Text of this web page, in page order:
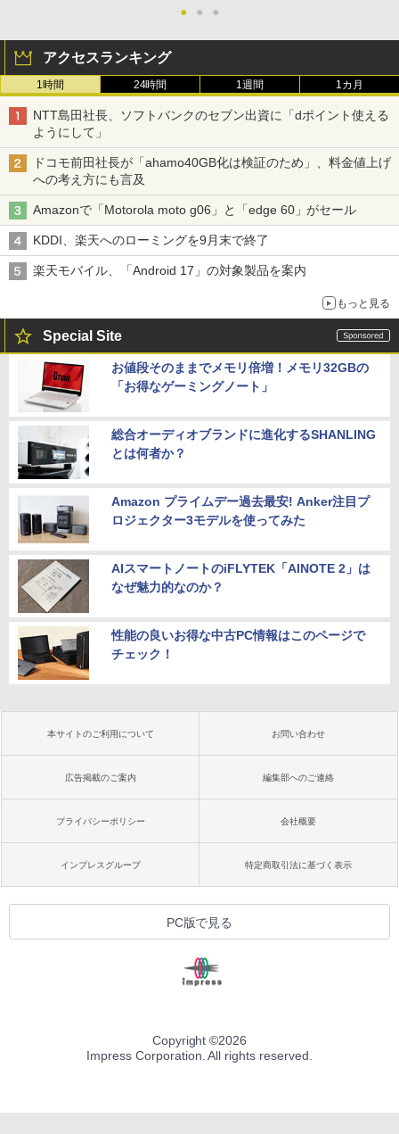
● ● ●
アクセスランキング
1時間 24時間 1週間 1カ月
NTT島田社長、ソフトバンクのセブン出資に「dポイント使える
ようにして」
ドコモ前田社長が「ahamo40GB化は検証のため」、料金値上げ
への考え方にも言及
Amazonで「Motorola moto g06」と「edge 60」がセール
KDDI、楽天へのローミングを9月末で終了
楽天モバイル、「Android 17」の対象製品を案内
もっと見る
Special Site
お値段そのままでメモリ倍増！メモリ32GBの
「お得なゲーミングノート」
総合オーディオブランドに進化するSHANLING
とは何者か？
Amazon プライムデー過去最安! Anker注目プ
ロジェクター3モデルを使ってみた
AIスマートノートのiFLYTEK「AINOTE 2」は
なぜ魅力的なのか？
性能の良いお得な中古PC情報はこのページで
チェック！
本サイトのご利用について お問い合わせ
広告掲載のご案内 編集部へのご連絡
プライバシーポリシー 会社概要
インプレスグループ 特定商取引法に基づく表示
PC版で見る
Copyright ©2026
Impress Corporation. All rights reserved.